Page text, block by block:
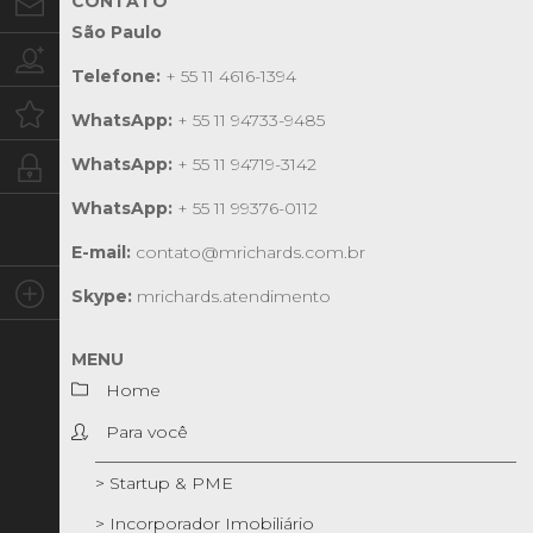
Contato
Oportunidades
Intranet
Social
São Paulo
Telefone: + 55 11 4616-1394
WhatsApp: + 55 11 94733-9485
WhatsApp: + 55 11 94719-3142
WhatsApp: + 55 11 99376-0112
E-mail: contato@mrichards.com.br
Skype: mrichards.atendimento
MENU
Home
Para você
> Startup & PME
> Incorporador Imobiliário